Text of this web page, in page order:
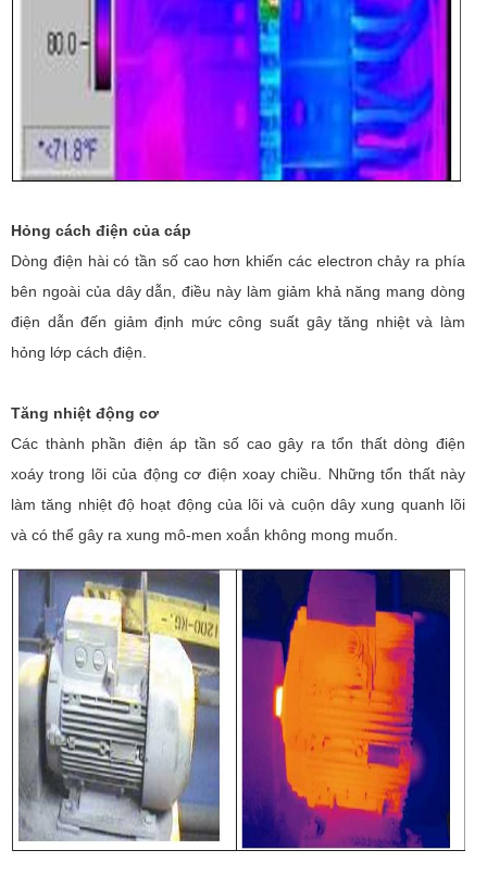
Hỏng cách điện của cáp
Dòng điện hài có tần số cao hơn khiến các electron chảy ra phía
bên ngoài của dây dẫn, điều này làm giảm khả năng mang dòng
điện dẫn đến giảm định mức công suất gây tăng nhiệt và làm
hỏng lớp cách điện.
Tăng nhiệt động cơ
Các thành phần điện áp tần số cao gây ra tổn thất dòng điện
xoáy trong lõi của động cơ điện xoay chiều. Những tổn thất này
làm tăng nhiệt độ hoạt động của lõi và cuộn dây xung quanh lõi
và có thể gây ra xung mô-men xoắn không mong muốn.